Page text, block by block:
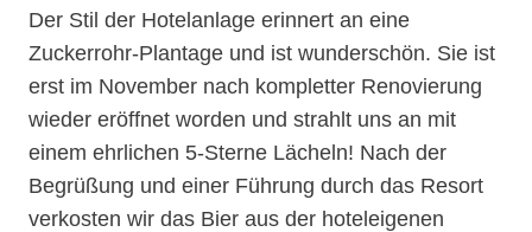
Der Stil der Hotelanlage erinnert an eine
Zuckerrohr-Plantage und ist wunderschön. Sie ist
erst im November nach kompletter Renovierung
wieder eröffnet worden und strahlt uns an mit
einem ehrlichen 5-Sterne Lächeln! Nach der
Begrüßung und einer Führung durch das Resort
verkosten wir das Bier aus der hoteleigenen